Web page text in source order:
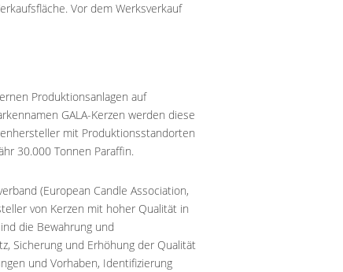
Vor dem Werksverkauf
Produktionsanlagen auf
GALA-Kerzen werden diese
mit Produktionsstandorten
30.000 Tonnen Paraffin.
(European Candle Association,
von Kerzen mit hoher Qualität in
die Bewahrung und
Sicherung und Erhöhung der Qualität
und Vorhaben, Identifizierung